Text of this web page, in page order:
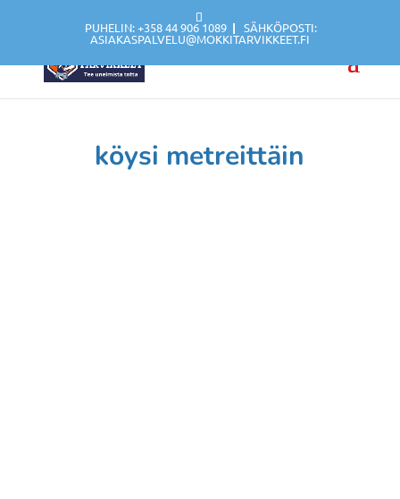
PUHELIN: +358 44 906 1089 |SÄHKÖPOSTI:
ASIAKASPALVELU@MOKKITARVIKKEET.FI
köysi metreittäin